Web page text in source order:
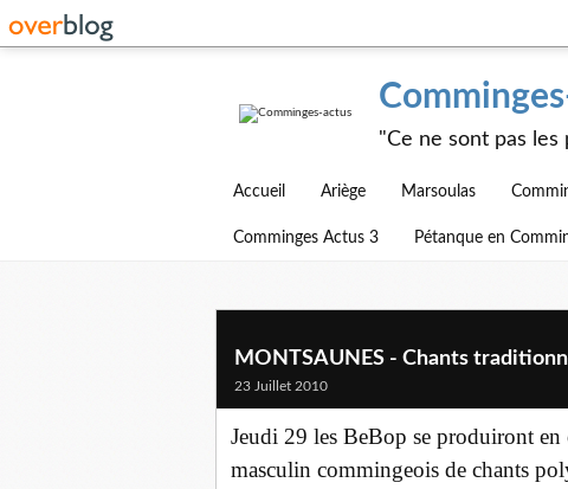
"Ce ne sont pas les
Accueil Ariège Marsoulas
Comminges Actus 3 Pétanque en
MONTSAUNES - Chants
23 Juillet 2010
Jeudi 29 les BeBop se produiront
masculin commingeois de chants